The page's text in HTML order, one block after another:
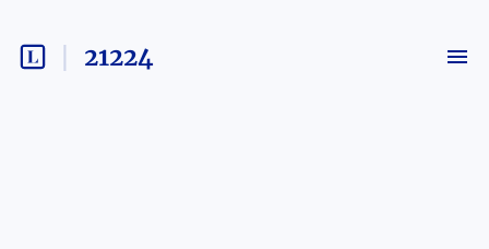
21224